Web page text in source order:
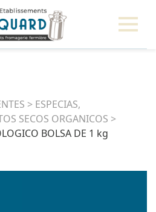
> ESPECIAS,
SECOS ORGANICOS >
BOLSA DE 1 kg